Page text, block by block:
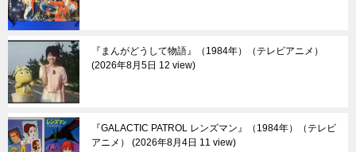
『まんがどうして物語』（1984年）（テレビアニメ）
2026年8月5日 12 view
『GALACTIC PATROL レンズマン』（1984年）（テレビ
アニメ）
2026年8月4日 11 view